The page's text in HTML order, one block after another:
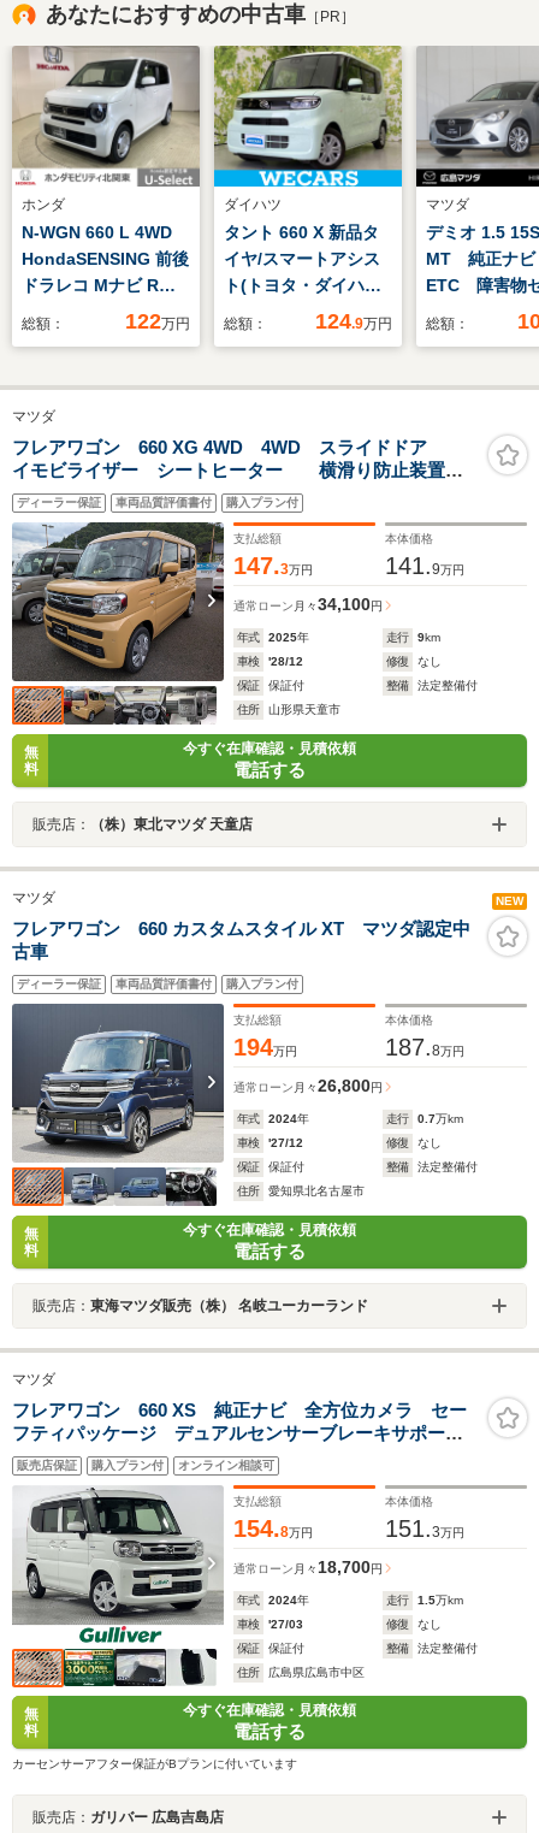
あなたにおすすめの中古車 ［PR］
ホンダ
N-WGN 660 L 4WD
HondaSENSING 前後
ドラレコ Mナビ Rカ
総額： 122万円
ダイハツ
タント 660 X 新品タ
イヤ/スマートアシス
ト(トヨタ・ダイハツ)/
両側電動スライドド
システム/ヘッドラン
滑り防止装置
総額： 124.9万円
マツダ
デミオ 1.5
MT 純正ナ
ETC 障害物
ー ブライン
ト スマー
続 オートラ
突軽減ブレー
滑り防止装置
総額：
マツダ
フレアワゴン 660 XG 4WD 4WD スライドドア
イモビライザー シートヒーター 横滑り防止装置
被害軽減ブレーキ
ディーラー保証 車両品質評価書付 購入プラン付
支払総額
147.3万円
本体価格
141.9万円
通常ローン 月々34,100円
年式 2025年 走行 9km
車検
'28/12 修復
なし
保証
保証付 整備
法定整備付
住所
山形県天童市
無
料
今すぐ在庫確認・見積依頼
電話する
販売店： （株）東北マツダ 天童店
マツダ NEW
フレアワゴン 660 カスタムスタイル XT マツダ認定中
古車
ディーラー保証 車両品質評価書付 購入プラン付
支払総額
194万円
本体価格
187.8万円
通常ローン 月々26,800円
年式 2024年 走行 0.7万km
車検
'27/12 修復
なし
保証
保証付 整備
法定整備付
住所
愛知県北名古屋市
無
料
今すぐ在庫確認・見積依頼
電話する
販売店： 東海マツダ販売（株） 名岐ユーカーランド
マツダ
フレアワゴン 660 XS 純正ナビ 全方位カメラ セー
フティパッケージ デュアルセンサーブレーキサポート
2 誤発進抑制制御(前後) 低速時ブレーキサポート(前
後) パーキングセンサー(前後) 車線逸脱警報機 サー
キュレーター
販売店保証 購入プラン付 オンライン相談可
支払総額
154.8万円
本体価格
151.3万円
通常ローン 月々 18,700円
年式 2024年 走行 1.5万km
車検
'27/03 修復
なし
保証
保証付 整備
法定整備付
住所
広島県広島市中区
無
料
今すぐ在庫確認・見積依頼
電話する
カーセンサーアフター保証がBプランに付いています
販売店： ガリバー 広島吉島店